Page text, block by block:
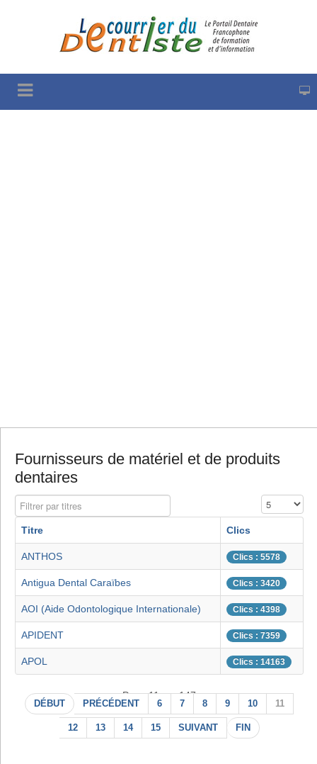
Fournisseurs de matériel et de produits
dentaires
Filtrer par titres Affichage #
Titre Clics
ANTHOS Clics : 5578
Antigua Dental Caraïbes Clics : 3420
AOI (Aide Odontologique Internationale) Clics : 4398
APIDENT Clics : 7359
APOL Clics : 14163
Page 11 sur 147
DÉBUT PRÉCÉDENT 6 7 8 9 10 11
12 13 14 15 SUIVANT FIN